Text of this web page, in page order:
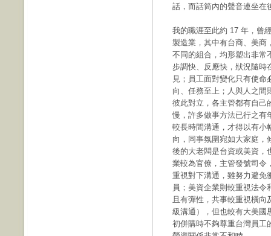
話，而話筒內的聲音連坐在
我的職涯至此約 17 年，曾
製造業，其中有台商、美商
不同的組合，均形塑出非常
步調快、反應快，狀況隨時
見；員工面對變化只有使
向、任務至上；人與人之間
彼此對立，各主管都有自己
慢，許多做事方法已行之有
較長時間溝通，才得以有小
向，同事氛圍宛如大家庭，
後的大老闆是台資或美資，
業較為官僚，主管發號司令
重視對下溝通，雖努力避免
員；美資企業則較重視法
且有彈性，共事較重視橫
級溝通），但也較有大美國
初併購時不夠尊重台灣員工